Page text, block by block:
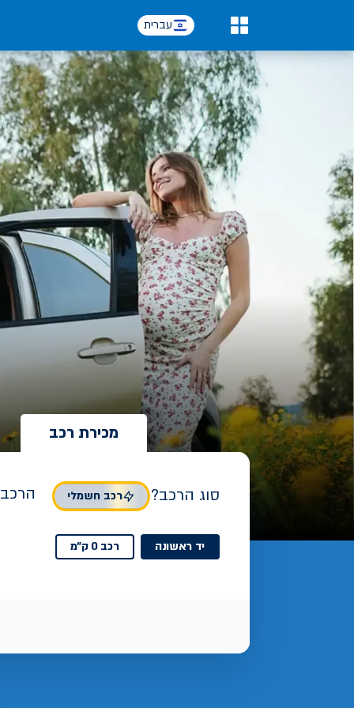
עברית
מכירת רכב
סוג הרכב? רכב חשמלי
יד ראשונה רכב 0 ק"מ